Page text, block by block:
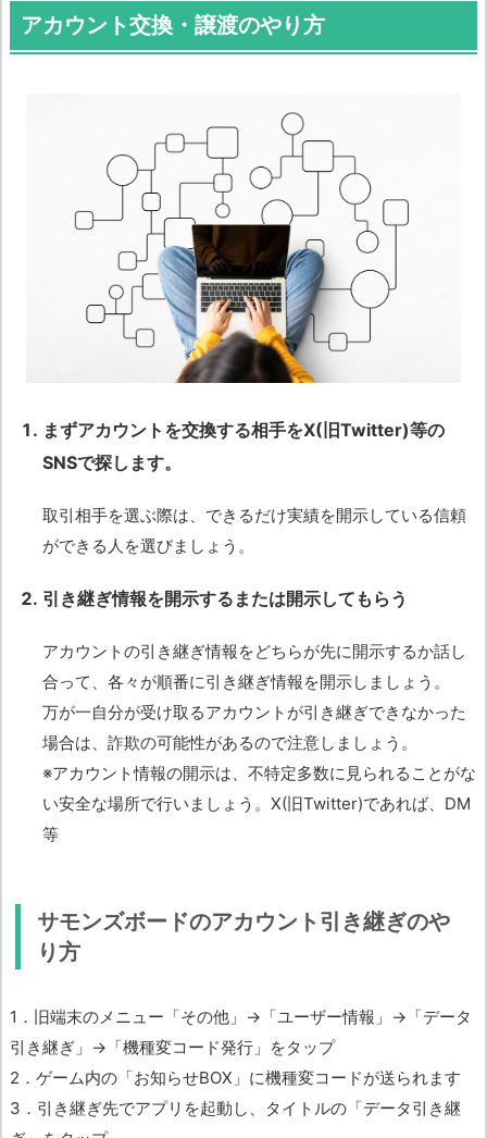
アカウント交換・譲渡のやり方
まずアカウントを交換する相手をX(旧Twitter)等の
SNSで探します。
取引相手を選ぶ際は、できるだけ実績を開示している信頼
ができる人を選びましょう。
引き継ぎ情報を開示するまたは開示してもらう
アカウントの引き継ぎ情報をどちらが先に開示するか話し
合って、各々が順番に引き継ぎ情報を開示しましょう。
万が一自分が受け取るアカウントが引き継ぎできなかった
場合は、詐欺の可能性があるので注意しましょう。
※アカウント情報の開示は、不特定多数に見られることがな
い安全な場所で行いましょう。X(旧Twitter)であれば、DM
等
サモンズボードのアカウント引き継ぎのや
り方
1．旧端末のメニュー「その他」→「ユーザー情報」→「データ
引き継ぎ」→「機種変コード発行」をタップ
2．ゲーム内の「お知らせBOX」に機種変コードが送られます
3．引き継ぎ先でアプリを起動し、タイトルの「データ引き継